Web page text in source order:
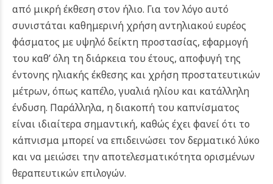
από μικρή έκθεση στον ήλιο. Για τον λόγο αυτό
συνιστάται καθημερινή χρήση αντηλιακού ευρέος
φάσματος με υψηλό δείκτη προστασίας, εφαρμογή
του καθ’ όλη τη διάρκεια του έτους, αποφυγή της
έντονης ηλιακής έκθεσης και χρήση προστατευτικών
μέτρων, όπως καπέλο, γυαλιά ηλίου και κατάλληλη
ένδυση. Παράλληλα, η διακοπή του καπνίσματος
είναι ιδιαίτερα σημαντική, καθώς έχει φανεί ότι το
κάπνισμα μπορεί να επιδεινώσει τον δερματικό λύκο
και να μειώσει την αποτελεσματικότητα ορισμένων
θεραπευτικών επιλογών.